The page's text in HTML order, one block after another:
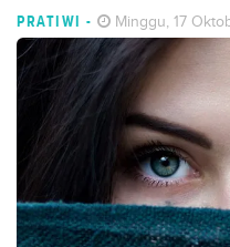
PRATIWI - Minggu, 17